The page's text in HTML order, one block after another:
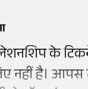
के
नहीं है।